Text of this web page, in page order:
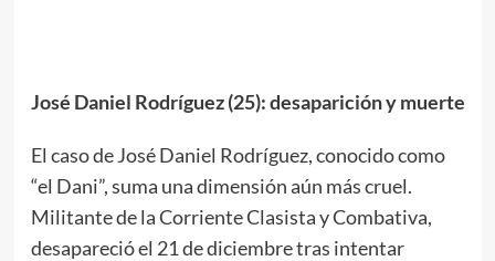
José Daniel Rodríguez (25): desaparición y muerte
El caso de José Daniel Rodríguez, conocido como
“el Dani”, suma una dimensión aún más cruel.
Militante de la Corriente Clasista y Combativa,
desapareció el 21 de diciembre tras intentar